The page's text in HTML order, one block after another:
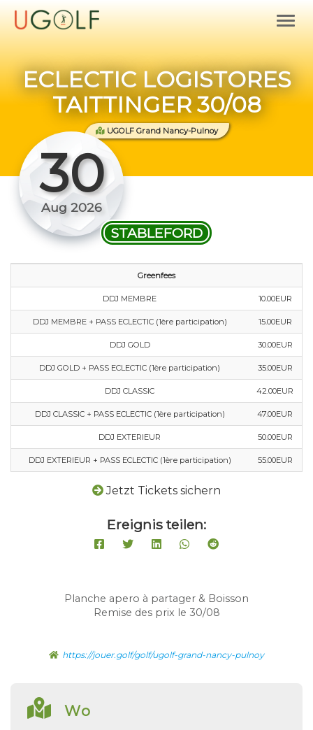
ECLECTIC LOGISTORES
TAITTINGER 30/08
UGOLF Grand Nancy-Pulnoy
30
Aug 2026
STABLEFORD
Greenfees
DDJ MEMBRE 10.00EUR
DDJ MEMBRE + PASS ECLECTIC (1ère participation) 15.00EUR
DDJ GOLD 30.00EUR
DDJ GOLD + PASS ECLECTIC (1ère participation) 35.00EUR
DDJ CLASSIC 42.00EUR
DDJ CLASSIC + PASS ECLECTIC (1ère participation) 47.00EUR
DDJ EXTERIEUR 50.00EUR
DDJ EXTERIEUR + PASS ECLECTIC (1ère participation) 55.00EUR
Jetzt Tickets sichern
Ereignis teilen:
Planche apero à partager & Boisson
Remise des prix le 30/08
https://jouer.golf/golf/ugolf-grand-nancy-pulnoy
Wo